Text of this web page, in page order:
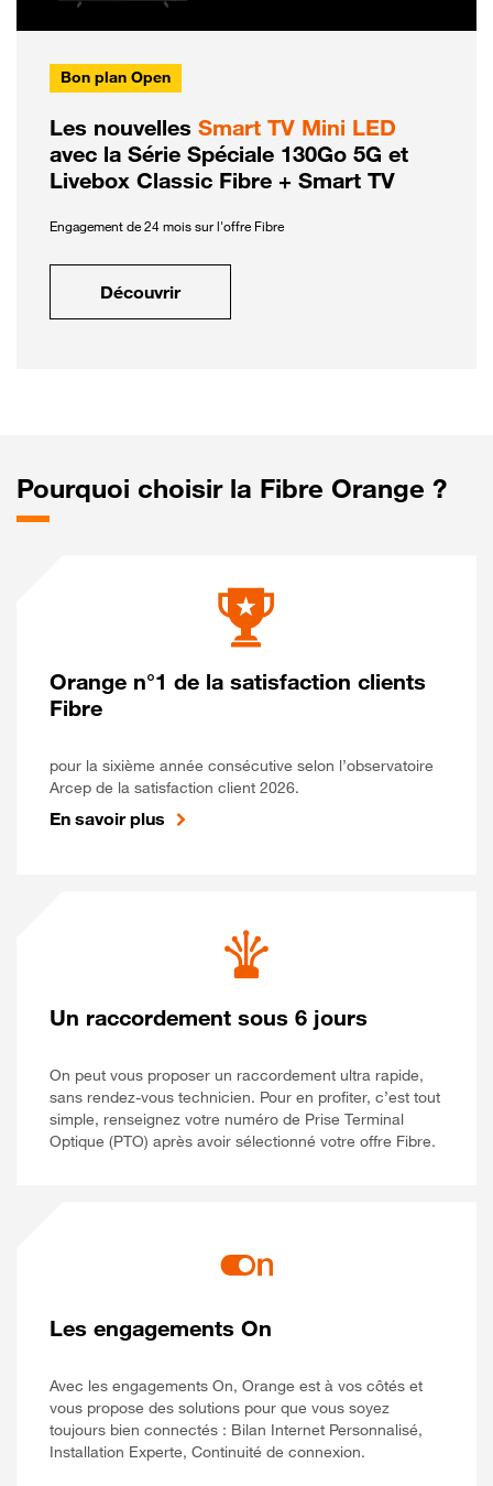
Bon plan Open
Les nouvelles Smart TV Mini LED
avec la Série Spéciale 130Go 5G et
Livebox Classic Fibre + Smart TV
Engagement de 24 mois sur l'offre Fibre
Découvrir
Pourquoi choisir la Fibre Orange ?
Orange n°1 de la satisfaction clients
Fibre
pour la sixième année consécutive selon l’observatoire
Arcep de la satisfaction client 2026.
En savoir plus
Un raccordement sous 6 jours
On peut vous proposer un raccordement ultra rapide,
sans rendez-vous technicien. Pour en profiter, c’est tout
simple, renseignez votre numéro de Prise Terminal
Optique (PTO) après avoir sélectionné votre offre Fibre.
Les engagements On
Avec les engagements On, Orange est à vos côtés et
vous propose des solutions pour que vous soyez
toujours bien connectés : Bilan Internet Personnalisé,
Installation Experte, Continuité de connexion.